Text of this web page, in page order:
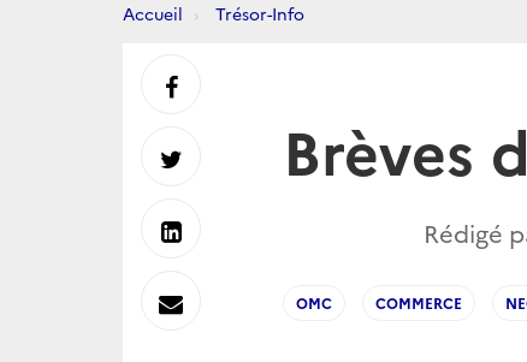
Accueil Trésor-Info
Brèves
Rédigé
OMC COMMERCE
Partager
sur
Partager
sur
Partager
sur
Envoyer